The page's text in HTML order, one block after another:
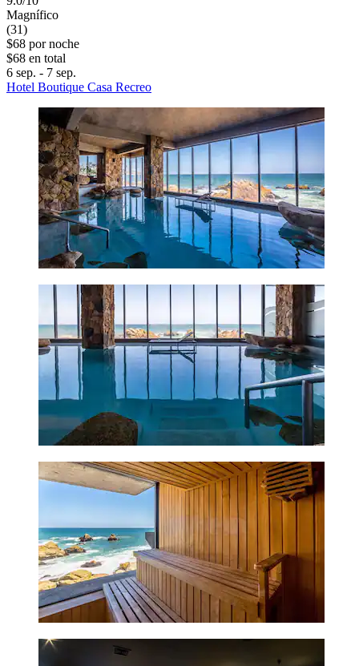
Magnífico
(31)
$68 por noche
$68 en total
6 sep. - 7 sep.
Hotel Boutique Casa Recreo